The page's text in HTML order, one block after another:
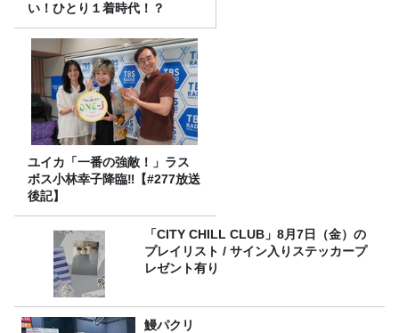
い！ひとり１着時代！？
ユイカ「一番の強敵！」ラス
ボス小林幸子降臨‼【#277放送
後記】
「CITY CHILL CLUB」8月7日（金）の
プレイリスト / サイン入りステッカープ
レゼント有り
鰻パクリ